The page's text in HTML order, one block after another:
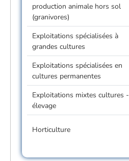
production animale hors sol
(granivores)
Exploitations spécialisées à
grandes cultures
Exploitations spécialisées en
cultures permanentes
Exploitations mixtes cultures -
élevage
Horticulture